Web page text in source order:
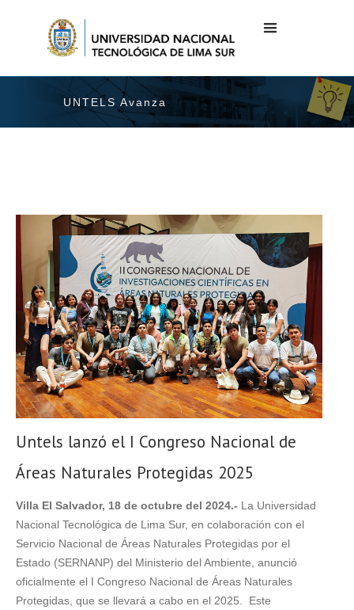
UNTELS Avanza
Untels lanzó el I Congreso Nacional de
Áreas Naturales Protegidas 2025
Villa El Salvador, 18 de octubre del 2024.- La Universidad
Nacional Tecnológica de Lima Sur, en colaboración con el
Servicio Nacional de Áreas Naturales Protegidas por el
Estado (SERNANP) del Ministerio del Ambiente, anunció
oficialmente el I Congreso Nacional de Áreas Naturales
Protegidas, que se llevará a cabo en el 2025. Este